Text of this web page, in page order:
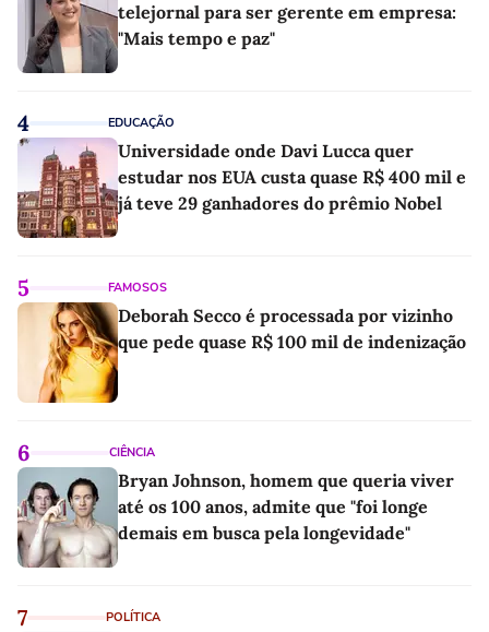
telejornal para ser gerente em empresa:
"Mais tempo e paz"
4 EDUCAÇÃO
Universidade onde Davi Lucca quer
estudar nos EUA custa quase R$ 400 mil e
já teve 29 ganhadores do prêmio Nobel
5 FAMOSOS
Deborah Secco é processada por vizinho
que pede quase R$ 100 mil de indenização
6 CIÊNCIA
Bryan Johnson, homem que queria viver
até os 100 anos, admite que "foi longe
demais em busca pela longevidade"
7 POLÍTICA